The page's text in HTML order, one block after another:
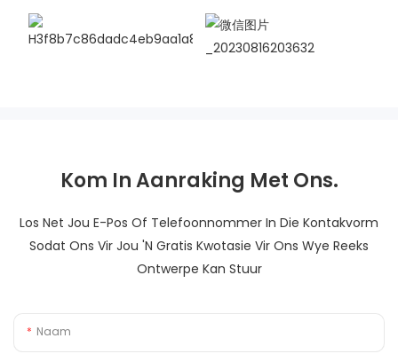
Kom In Aanraking Met Ons.
Los Net Jou E-Pos Of Telefoonnommer In Die Kontakvorm
Sodat Ons Vir Jou 'n Gratis Kwotasie Vir Ons Wye Reeks
Ontwerpe Kan Stuur
Naam